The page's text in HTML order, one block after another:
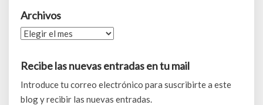
Archivos
Archivos
Recibe las nuevas entradas en tu mail
Introduce tu correo electrónico para suscribirte a este
blog y recibir las nuevas entradas.